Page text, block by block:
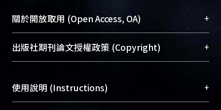
成果。
To permanently archive and promote researcher
profiles and scholarly works, Library integrates the
services of “NTU Repository” with “Academic
Sciences Library)
關於開放取用 (Open Access, OA) +
開放取用是從使用者角度提升資訊取用性的社會運
動，應用在學術研究上是透過將研究著作公開供使
用逐年攀升。同時可加速研究發展、提升研究影響
出版社期刊論文授權政策 (Copyright) +
含部分內容的版權非匯入者所有，或由第三方贊
助與合作完成，請確認該版權所有者及第三方同
使用說明 (Instructions) +